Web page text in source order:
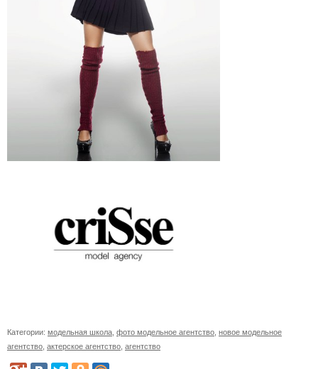
Категории: модельная школа фото модельное агентство новое модельное
агентство актерское агентство агентство